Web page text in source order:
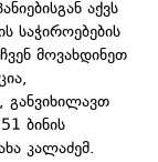
აქვს
საჭიროებების
მოვახდინეთ
განვიხილავთ
ბინის
კალაძემ.